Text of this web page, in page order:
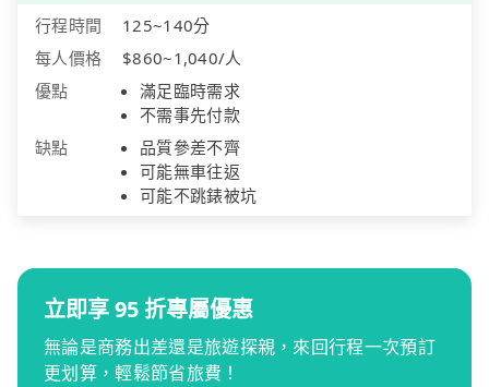
行程時間
125~140分
每人價格
$860~1,040/人
優點
滿足臨時需求
不需事先付款
缺點
品質參差不齊
可能無車往返
可能不跳錶被坑
立即享 95 折專屬優惠
無論是商務出差還是旅遊探親，來回行程一次預訂
更划算，輕鬆節省旅費！